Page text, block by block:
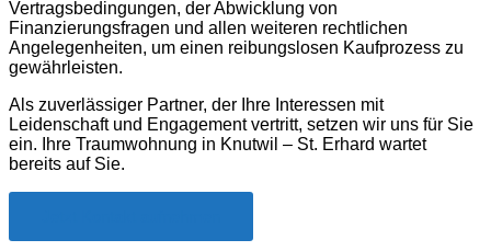
Vertragsbedingungen, der Abwicklung von
Finanzierungsfragen und allen weiteren rechtlichen
Angelegenheiten, um einen reibungslosen Kaufprozess zu
gewährleisten.
Als zuverlässiger Partner, der Ihre Interessen mit
Leidenschaft und Engagement vertritt, setzen wir uns für Sie
ein. Ihre Traumwohnung in Knutwil – St. Erhard wartet
bereits auf Sie.